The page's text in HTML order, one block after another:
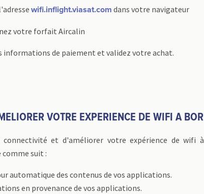
wifi.inflight.viasat.com dans votre navigateur
votre forfait Aircalin
informations de paiement et validez votre achat.
VOTRE EXPERIENCE DE WIFI A
et d'améliorer votre expérience de wifi
suit :
automatique des contenus de vos applications.
en provenance de vos applications.